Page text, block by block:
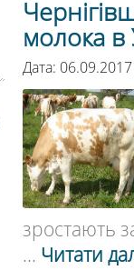
молока в
Дата:
зростають
... Читати